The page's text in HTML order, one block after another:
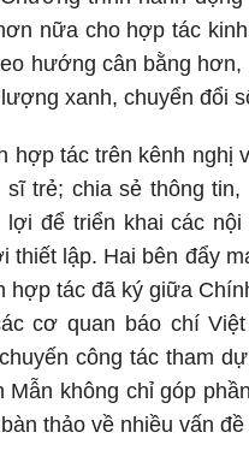
nữa cho hợp tác
hướng cân bằng
xanh, chuyển đổi
hợp tác trên kênh
trẻ; chia sẻ thông
lợi để triển khai các
thiết lập. Hai bên đẩy
hợp tác đã ký giữa
cơ quan báo chí
công tác tham
Mẫn không chỉ góp
thảo về nhiều vấn